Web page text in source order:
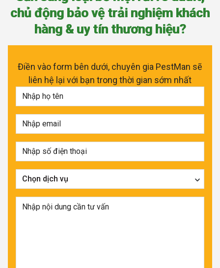
chủ động bảo vệ trải nghiệm khách
hàng & uy tín thương hiệu?
Điền vào form bên dưới, chuyên gia PestMan sẽ
liên hệ lại với bạn trong thời gian sớm nhất
Chọn dịch vụ